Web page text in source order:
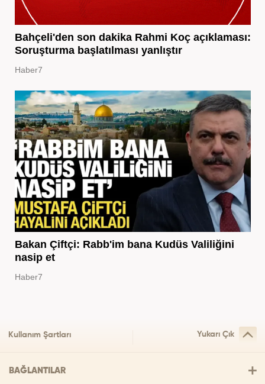
Bahçeli'den son dakika Rahmi Koç açıklaması:
Soruşturma başlatılması yanlıştır
Haber7
Bakan Çiftçi: Rabb'im bana Kudüs Valiliğini
nasip et
Haber7
Kullanım Şartları Yukarı Çık
BAĞLANTILAR